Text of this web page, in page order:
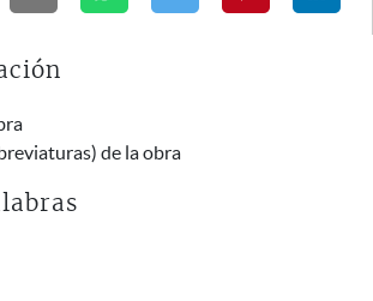
de la obra